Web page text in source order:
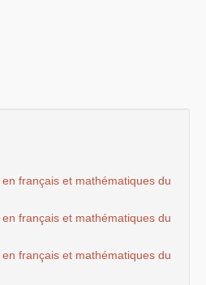
français et mathématiques du
français et mathématiques du
français et mathématiques du